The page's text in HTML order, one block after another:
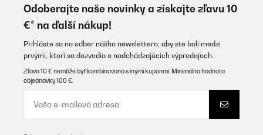
bin ich aber mit der weißen Holzumrandung und dem
aufzusetzenden Regal. Die weiße Lackierung ist schadhaft und ist
sogar schmutzig.
Amazon-Benutzer
Preložiť
OVERENÁ KONTROLA
12/04/2022
Odoberajte naše novinky a získajte zľavu 10
€* na ďalší nákup!
Prihláste sa na odber nášho newslettera, aby ste boli medzi
prvými, ktorí sa dozvedia o nadchádzajúcich výpredajoch.
Zľava 10 € nemôže byť kombinovaná s inými kupónmi. Minimálna hodnota
objednávky 100 €.